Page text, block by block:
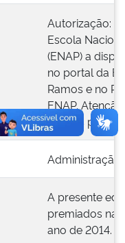
Autorização:
Escola
(ENAP) a
no portal da
Ramos e no
ENAP.
apenas para a
Administração
A presente
premiados na
ano de 2014.